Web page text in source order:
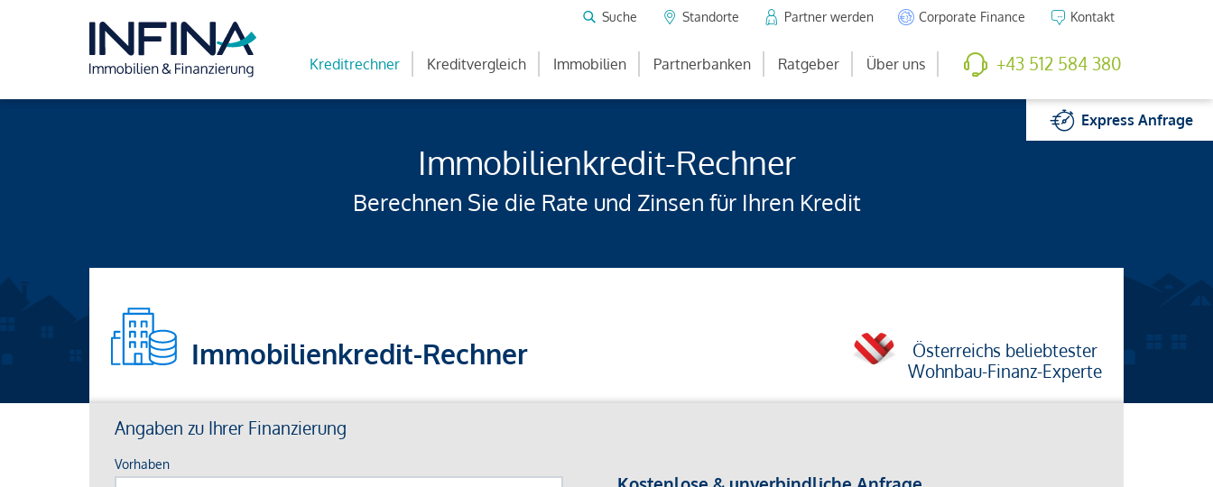
Suche Standorte Partner werden Corporate Finance Kontakt
Kreditrechner Kreditvergleich Immobilien Partnerbanken Ratgeber Über uns +43 512 584 380
ExpressAnfrage
Immobilienkredit-Rechner
Berechnen Sie die Rate und Zinsen für Ihren Kredit
Immobilienkredit-Rechner
Österreichs beliebtester
Wohnbau-Finanz-Experte